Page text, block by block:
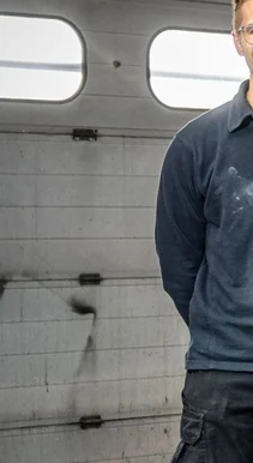
Vestigingen Autoschade Rolf